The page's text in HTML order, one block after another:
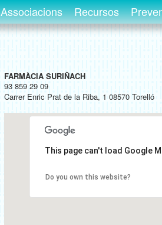
Associacions Recursos
FARMÀCIA SURIÑACH
93 859 29 09
Carrer Enric Prat de la Riba, 1 08570 Torelló
This page can't load Google
Do you own this website?